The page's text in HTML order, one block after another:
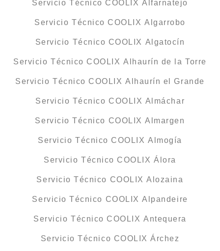
Servicio Técnico COOLIX Alfarnatejo
Servicio Técnico COOLIX Algarrobo
Servicio Técnico COOLIX Algatocín
Servicio Técnico COOLIX Alhaurín de la Torre
Servicio Técnico COOLIX Alhaurín el Grande
Servicio Técnico COOLIX Almáchar
Servicio Técnico COOLIX Almargen
Servicio Técnico COOLIX Almogía
Servicio Técnico COOLIX Álora
Servicio Técnico COOLIX Alozaina
Servicio Técnico COOLIX Alpandeire
Servicio Técnico COOLIX Antequera
Servicio Técnico COOLIX Árchez